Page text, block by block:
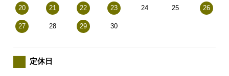
20 21 22 23 24 25 26
27 28 29 30
定休日